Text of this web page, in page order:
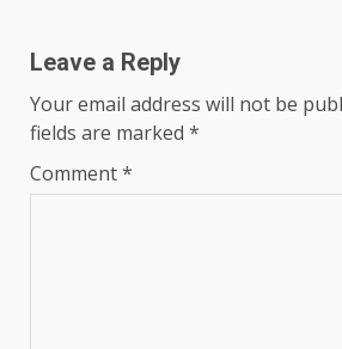
Leave a Reply
Your email address will not be
fields are marked *
Comment*